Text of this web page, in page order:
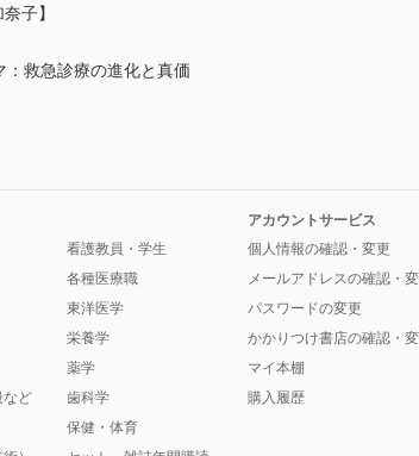
子】
救急診療の進化と真価
など
看護教員・学生
各種医療職
東洋医学
栄養学
薬学
歯科学
保健・体育
アカウントサービス
個人情報の確認・変更
メールアドレスの確認・
パスワードの変更
かかりつけ書店の確認・
マイ本棚
購入履歴